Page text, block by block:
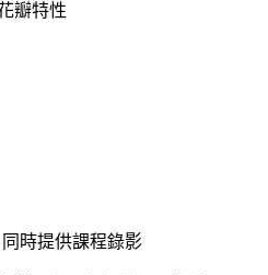
瓣特性
同時提供課程錄影